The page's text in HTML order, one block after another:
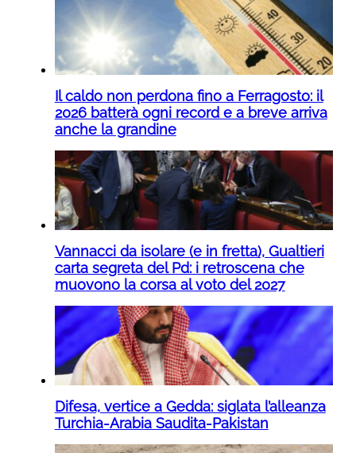
Il caldo non perdona fino a Ferragosto: il
2026 batterà ogni record e a breve arriva
anche la grandine
Vannacci da isolare (e in fretta), Gualtieri
carta segreta del Pd: i retroscena che
muovono la corsa al voto del 2027
Difesa, vertice a Gedda: siglata l’alleanza
Turchia-Arabia Saudita-Pakistan